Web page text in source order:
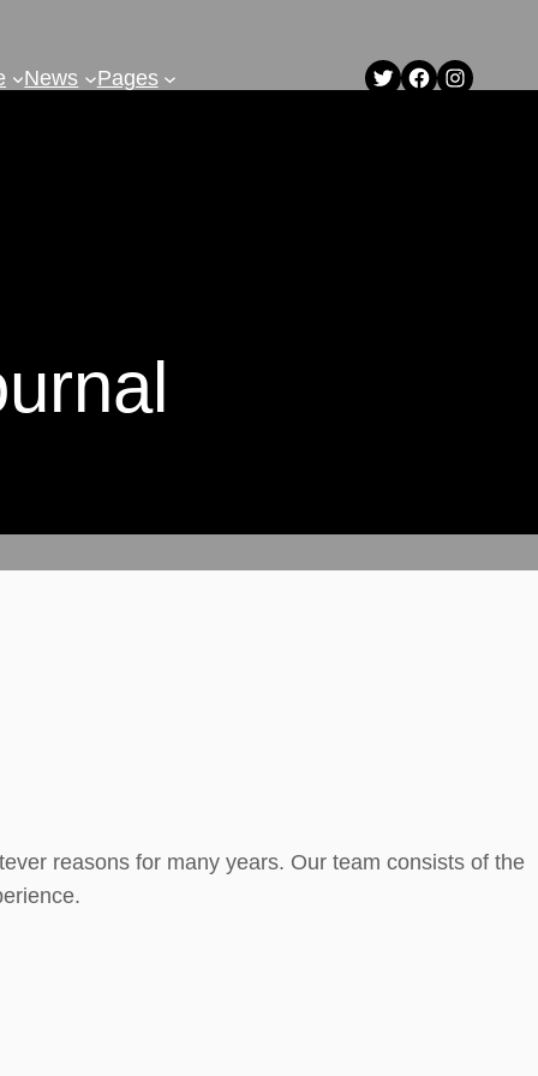
News Pages Twitter Facebook Instagram
reasons for many years. Our team consists of the